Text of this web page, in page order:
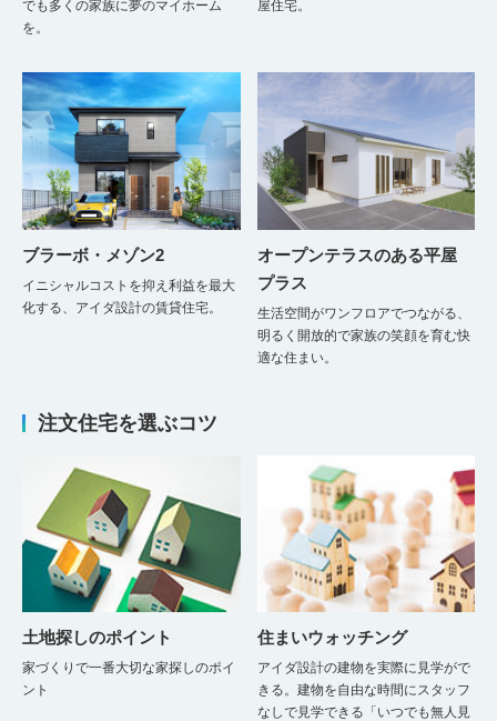
でも多くの家族に夢のマイホーム
を。
屋住宅。
ブラーボ・メゾン2
イニシャルコストを抑え利益を最大
化する、アイダ設計の賃貸住宅。
オープンテラスのある平屋
プラス
生活空間がワンフロアでつながる、
明るく開放的で家族の笑顔を育む快
適な住まい。
注文住宅を選ぶコツ
土地探しのポイント
家づくりで一番大切な家探しのポイ
ント
住まいウォッチング
アイダ設計の建物を実際に見学がで
きる。建物を自由な時間にスタッフ
なしで見学できる「いつでも無人見